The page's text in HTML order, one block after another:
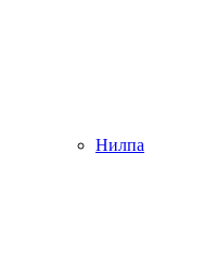
Нилпа